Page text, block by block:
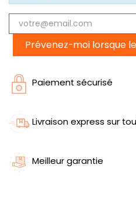
Prévenez-moi lorsque
Paiement sécurisé
Livraison express sur
Meilleur garantie